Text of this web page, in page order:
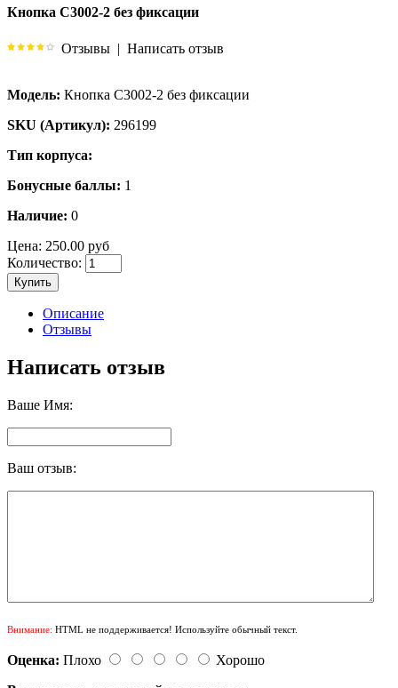
Кнопка C3002-2 без фиксации
Отзывы | Написать отзыв
Модель: Кнопка C3002-2 без фиксации
SKU (Артикул): 296199
Тип корпуса:
Бонусные баллы: 1
Наличие: 0
Цена: 250.00 руб
Количество:
Купить
Описание
Отзывы
Написать отзыв
Ваше Имя:
Ваш отзыв:
Внимание: HTML не поддерживается! Используйте обычный текст.
Оценка: Плохо
Хорошо